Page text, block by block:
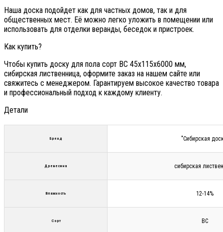
Наша доска подойдет как для частных домов, так и для
общественных мест. Её можно легко уложить в помещении или
использовать для отделки веранды, беседок и пристроек.
Как купить?
Чтобы купить доску для пола сорт ВС 45х115х6000 мм,
сибирская лиственница, оформите заказ на нашем сайте или
свяжитесь с менеджером. Гарантируем высокое качество товара
и профессиональный подход к каждому клиенту.
Детали
Бренд "Сибирская
Древесина сибирская
Влажность 12-14%
Сорт ВС